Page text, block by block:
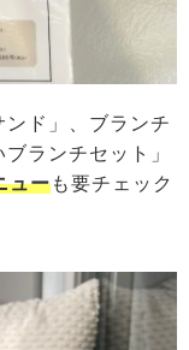
ンド」、ブランチ
ランチセット」
ューも要チェック